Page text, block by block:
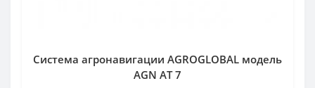
Система агронавигации AGROGLOBAL модель
AGN AT 7